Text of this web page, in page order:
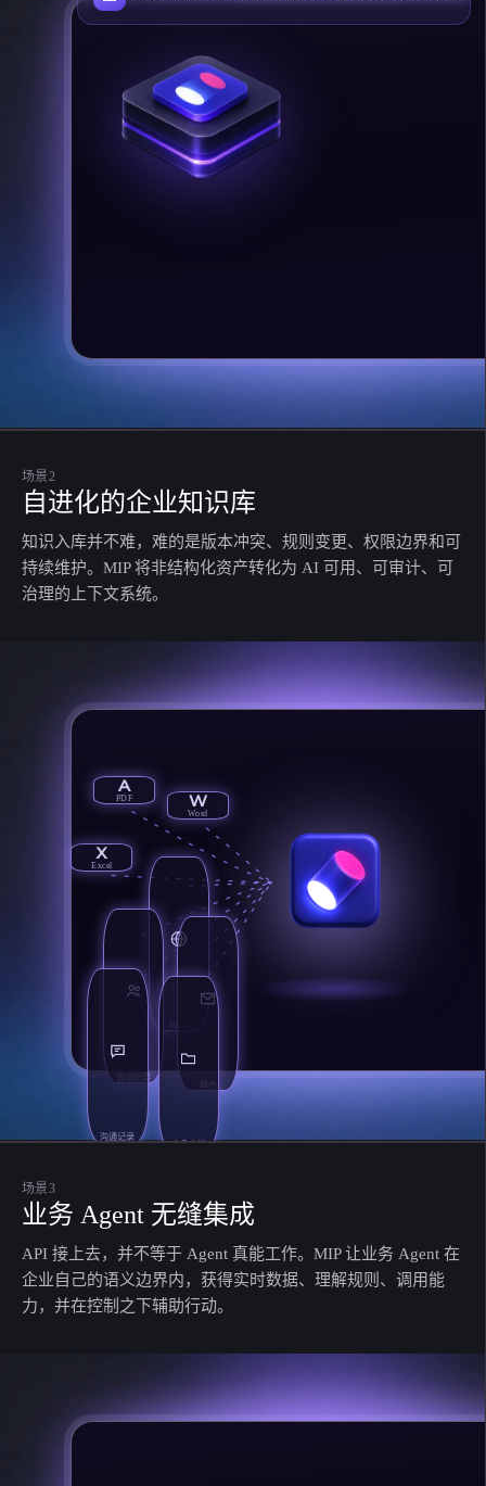
场景2
自进化的企业知识库
知识入库并不难，难的是版本冲突、规则变更、权限边界和可
持续维护。MIP 将非结构化资产转化为 AI 可用、可审计、可
治理的上下文系统。
A
PDF W
Word
X
Excel
Wiki
会议纪要
沟通记录
产品文档
场景3
业务 Agent 无缝集成
API 接上去，并不等于 Agent 真能工作。MIP 让业务 Agent 在
企业自己的语义边界内，获得实时数据、理解规则、调用能
力，并在控制之下辅助行动。